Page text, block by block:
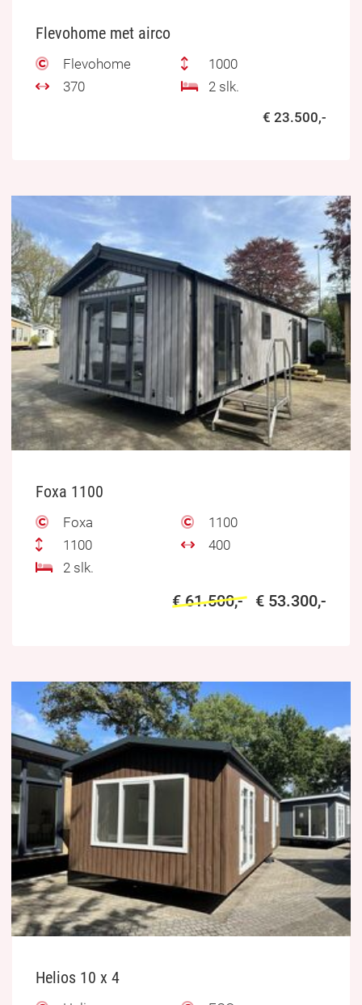
Flevohome met airco
Flevohome
1000
370
2 slk.
€ 23.500,-
Foxa 1100
Foxa
1100
1100
400
2 slk.
€ 61.500,- € 53.300,-
Helios 10 x 4